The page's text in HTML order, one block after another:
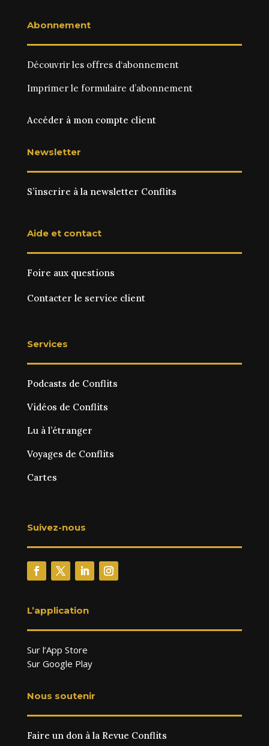
Abonnement
Découvrir les offres d‘abonnement
Imprimer le formulaire d’abonnement
Accéder à mon compte client
Newsletter
S’inscrire à la newsletter Conflits
Aide et contact
Foire aux questions
Contacter le service client
Services
Podcasts de Conflits
Vidéos de Conflits
Lu à l’étranger
Voyages de Conflits
Cartes
Suivez-nous
L’application
Sur l’App Store
Sur Google Play
Nous soutenir
Faire un don à la Revue Conflits